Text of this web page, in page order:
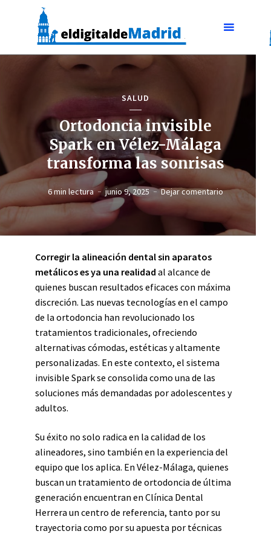
SALUD
Ortodoncia invisible
Spark en Vélez-Málaga
transforma las sonrisas
6 min lectura junio 9, 2025 Dejar comentario
Corregir la alineación dental sin aparatos
metálicos es ya una realidad al alcance de
quienes buscan resultados eficaces con máxima
discreción. Las nuevas tecnologías en el campo
de la ortodoncia han revolucionado los
tratamientos tradicionales, ofreciendo
alternativas cómodas, estéticas y altamente
personalizadas. En este contexto, el sistema
invisible Spark se consolida como una de las
soluciones más demandadas por adolescentes y
adultos.
Su éxito no solo radica en la calidad de los
alineadores, sino también en la experiencia del
equipo que los aplica. En Vélez-Málaga, quienes
buscan un tratamiento de ortodoncia de última
generación encuentran en Clínica Dental
Herrera un centro de referencia, tanto por su
trayectoria como por su apuesta por técnicas